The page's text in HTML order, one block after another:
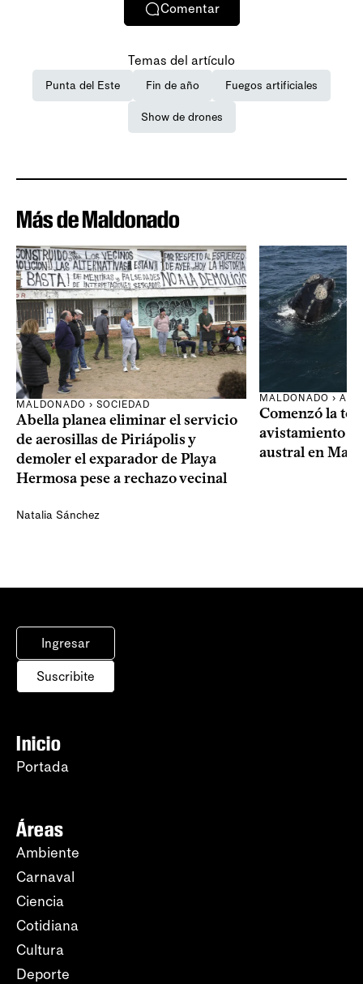
Comentar
Temas del artículo
Punta del Este Fin de año Fuegos artificiales
Show de drones
Más de Maldonado
MALDONADO › SOCIEDAD
Abella planea eliminar el servicio
de aerosillas de Piriápolis y
demoler el exparador de Playa
Hermosa pese a rechazo vecinal
Natalia Sánchez
MALDONADO ›
Comenzó la
avistamiento
austral en
Ingresar
Suscribite
Inicio
Portada
Áreas
Ambiente
Carnaval
Ciencia
Cotidiana
Cultura
Deporte